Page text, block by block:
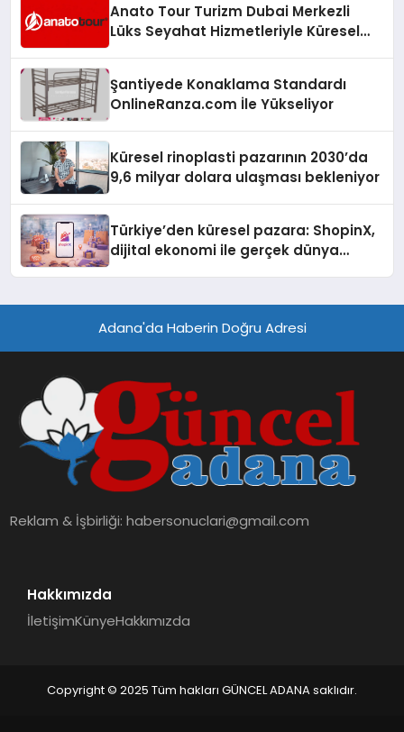
Anato Tour Turizm Dubai Merkezli
Lüks Seyahat Hizmetleriyle Küresel
Şantiyede Konaklama Standardı
OnlineRanza.com İle Yükseliyor
Küresel rinoplasti pazarının 2030’da
9,6 milyar dolara ulaşması bekleniyor
Türkiye’den küresel pazara: ShopinX,
dijital ekonomi ile gerçek dünya
Adana'da Haberin Doğru Adresi
Reklam & İşbirliği:habersonuclari@gmail.com
Hakkımızda
İletişimKünyeHakkımızda
Copyright © 2025 Tüm hakları GÜNCEL ADANA saklıdır.